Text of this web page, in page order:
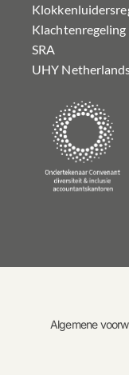
Klachtenregeling
SRA
UHY
Algemene